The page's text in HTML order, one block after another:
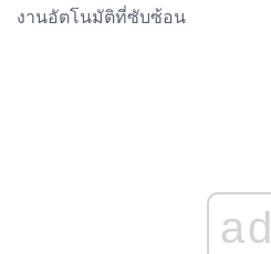
งานอัตโนมัติที่ซับซ้อน
ad